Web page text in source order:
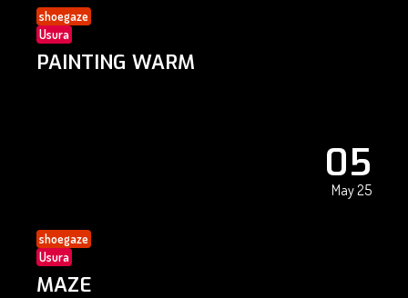
shoegaze
Usura
PAINTING WARM
05
May 25
shoegaze
Usura
MAZE